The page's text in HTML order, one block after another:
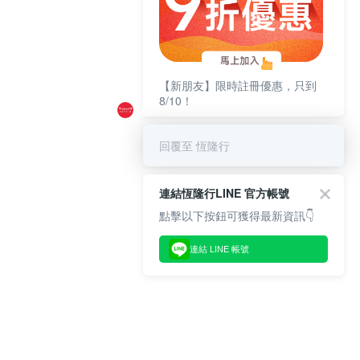
【新朋友】限時註冊優惠，只到
8/10！
回覆至 恆隆行
連結恆隆行LINE 官方帳號
點擊以下按鈕可獲得最新資訊👇
連結 LINE 帳號